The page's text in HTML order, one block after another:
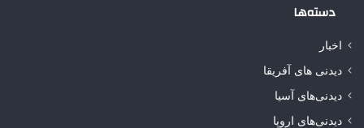
دسته‌ها
اخبار
دیدنی های آفریقا
دیدنی‌های آسیا
دیدنی‌های اروپا